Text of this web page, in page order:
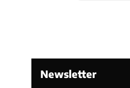
Newsletter